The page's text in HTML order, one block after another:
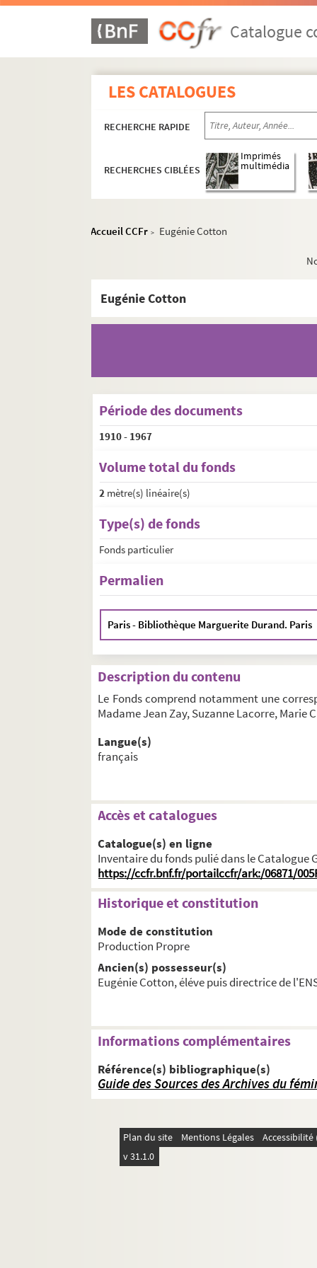
Catalogue
LES CATALOGUES
RECHERCHE RAPIDE
RECHERCHES CIBLÉES
Imprimés
multimédia
Accueil CCFr > Eugénie Cotton
Eugénie Cotton
Période des documents
1910- 1967
Volume total du fonds
2 mètre(s) linéaire(s)
Type(s) de fonds
Fonds particulier
Permalien
Paris - Bibliothèque Marguerite Durand. Paris
Description du contenu
Le Fonds comprend notamment une
Madame Jean Zay, Suzanne Lacorre, Marie
Langue(s)
français
Accès et catalogues
Catalogue(s) en ligne
Inventaire du fonds pulié dans le Catalogue
https://ccfr.bnf.fr/portailccfr/ark:/06871/
Historique et constitution
Mode de constitution
Production Propre
Ancien(s) possesseur(s)
Eugénie Cotton, éléve puis directrice de
Informations complémentaires
Référence(s) bibliographique(s)
Guide des Sources des Archives du
Plan du site Mentions Légales
v 31.1.0